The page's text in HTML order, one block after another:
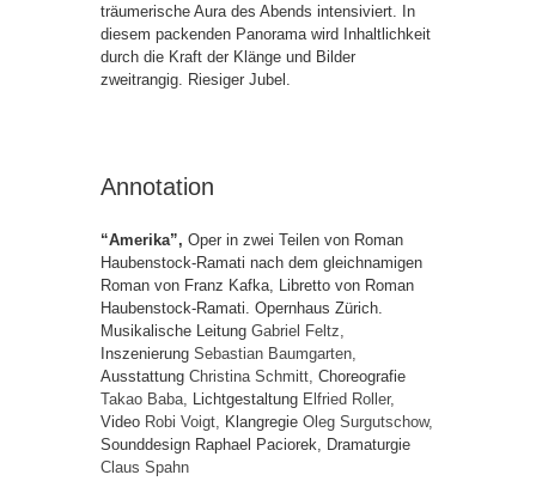
träumerische Aura des Abends intensiviert. In
diesem packenden Panorama wird Inhaltlichkeit
durch die Kraft der Klänge und Bilder
zweitrangig. Riesiger Jubel.
Annotation
“Amerika”, Oper in zwei Teilen von Roman
Haubenstock-Ramati nach dem gleichnamigen
Roman von Franz Kafka, Libretto von Roman
Haubenstock-Ramati. Opernhaus Zürich.
Musikalische Leitung Gabriel Feltz,
Inszenierung Sebastian Baumgarten,
Ausstattung Christina Schmitt, Choreografie
Takao Baba, Lichtgestaltung Elfried Roller,
Video Robi Voigt, Klangregie Oleg Surgutschow,
Sounddesign Raphael Paciorek, Dramaturgie
Claus Spahn